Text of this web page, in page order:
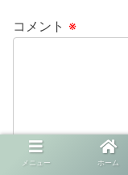
コメント ※
メニュー ホーム